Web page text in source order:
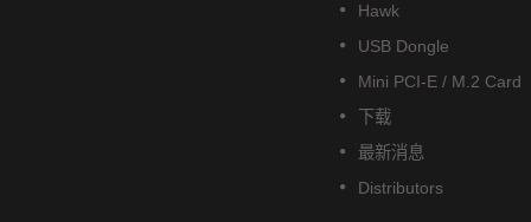
Hawk
USB Dongle
Mini PCI-E / M.2 Card
下载
最新消息
Distributors